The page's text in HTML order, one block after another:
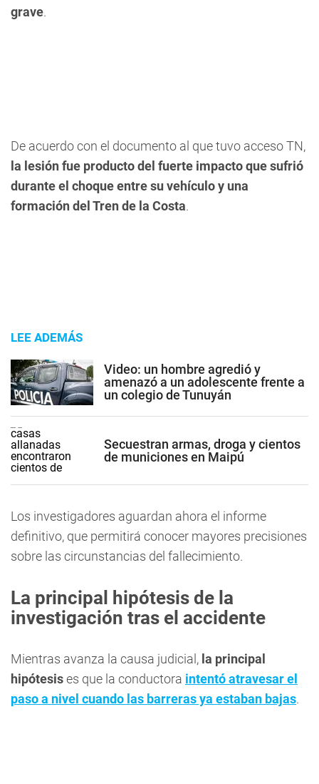
grave.
De acuerdo con el documento al que tuvo acceso TN,
la lesión fue producto del fuerte impacto que sufrió
durante el choque entre su vehículo y una
formación del Tren de la Costa.
LEE ADEMÁS
Video: un hombre agredió y
amenazó a un adolescente frente a
un colegio de Tunuyán
Secuestran armas, droga y cientos
de municiones en Maipú
Los investigadores aguardan ahora el informe
definitivo, que permitirá conocer mayores precisiones
sobre las circunstancias del fallecimiento.
La principal hipótesis de la
investigación tras el accidente
Mientras avanza la causa judicial, la principal
hipótesises que la conductora intentó atravesar el
paso a nivel cuando las barreras ya estaban bajas.